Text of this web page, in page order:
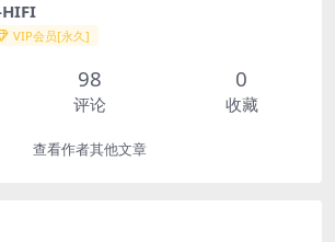
HIFI
VIP会员[永久]
98
评论
0
收藏
查看作者其他文章